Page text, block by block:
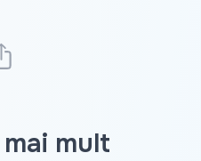
mult